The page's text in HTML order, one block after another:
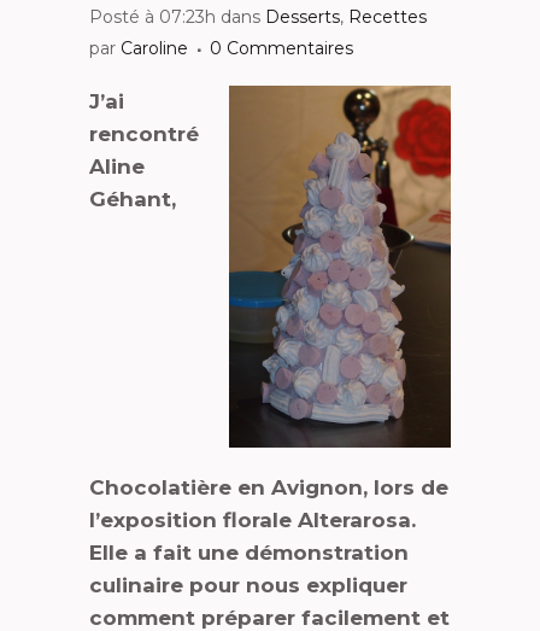
Posté à 07:23h dans Desserts, Recettes
par Caroline 0 Commentaires
J’ai
rencontré
Aline
Géhant,
Chocolatière en Avignon, lors de
l’exposition florale Alterarosa.
Elle a fait une démonstration
culinaire pour nous expliquer
comment préparer facilement et